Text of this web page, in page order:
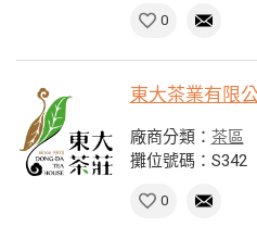
0
東大茶業有限
廠商分類： 茶區
攤位號碼：S342
0